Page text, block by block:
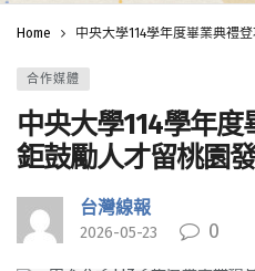
Home 中央大學114學年度畢業典禮
合作媒體
中央大學114學年
鉅鼓勵人才留桃園
台灣線報
2026-05-23 0